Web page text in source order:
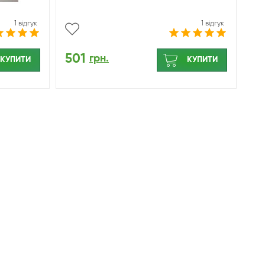
1 відгук
КУПИТИ
1 відгук
501 грн. КУПИТИ